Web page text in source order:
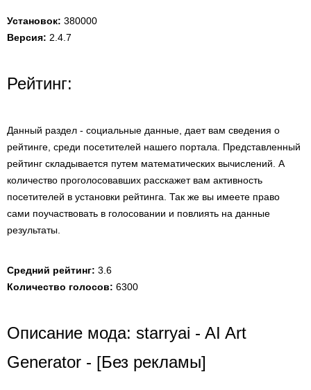
Установок: 380000
Версия: 2.4.7
Рейтинг:
Данный раздел - социальные данные, дает вам сведения о
рейтинге, среди посетителей нашего портала. Представленный
рейтинг складывается путем математических вычислений. А
количество проголосовавших расскажет вам активность
посетителей в установки рейтинга. Так же вы имеете право
сами поучаствовать в голосовании и повлиять на данные
результаты.
Средний рейтинг: 3.6
Количество голосов: 6300
Описание мода: starryai - AI Art
Generator - [Без рекламы]